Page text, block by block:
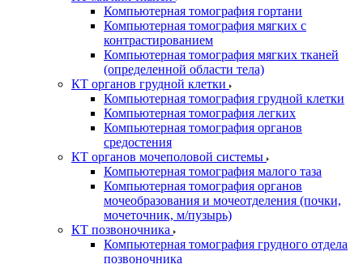
Компьютерная томография гортани
Компьютерная томография мягких с
контрастированием
Компьютерная томография мягких тканей
(определенной области тела)
КТ органов грудной клетки
Компьютерная томография грудной клетки
Компьютерная томография легких
Компьютерная томография органов
средостения
КТ органов мочеполовой системы
Компьютерная томография малого таза
Компьютерная томография органов
мочеобразования и мочеотделения (почки,
мочеточник, м/пузырь)
КТ позвоночника
Компьютерная томография грудного отдела
позвоночника